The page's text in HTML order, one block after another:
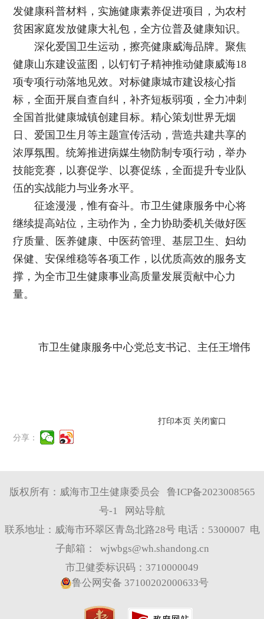
发健康科普材料，实施健康素养促进项目，为农村
贫困家庭发放健康大礼包，全方位普及健康知识。
深化爱国卫生运动，擦亮健康威海品牌。聚焦
健康山东建设蓝图，以钉钉子精神推动健康威海18
项专项行动落地见效。对标健康城市建设核心指
标，全面开展自查自纠，补齐短板弱项，全力冲刺
全国首批健康城镇创建目标。精心策划世界无烟
日、爱国卫生月等主题宣传活动，营造共建共享的
浓厚氛围。统筹推进病媒生物防制专项行动，举办
技能竞赛，以赛促学、以赛促练，全面提升专业队
伍的实战能力与业务水平。
征途漫漫，惟有奋斗。市卫生健康服务中心将
继续提高站位，主动作为，全力协助委机关做好医
疗质量、医养健康、中医药管理、基层卫生、妇幼
保健、安保维稳等各项工作，以优质高效的服务支
撑，为全市卫生健康事业高质量发展贡献中心力
量。
市卫生健康服务中心党总支书记、主任王增伟
打印本页 关闭窗口
分享：
版权所有：威海市卫生健康委员会
鲁ICP备2023008565
号-1
网站导航
联系地址：威海市环翠区青岛北路28号 电话：5300007 电
子邮箱：
wjwbgs@wh.shandong.cn
市卫健委标识码：3710000049
鲁公网安备 37100202000633号